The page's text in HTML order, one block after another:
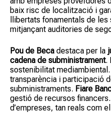
baix risc de localització i
llibertats fonamentals de
mitjançant auditories de
Pou de Beca destaca per la
cadena de subministrament.
sostenibilitat mediambiental.
transparència i participació
subministraments. Fiare
gestió de recursos
d’empreses, tan reals com